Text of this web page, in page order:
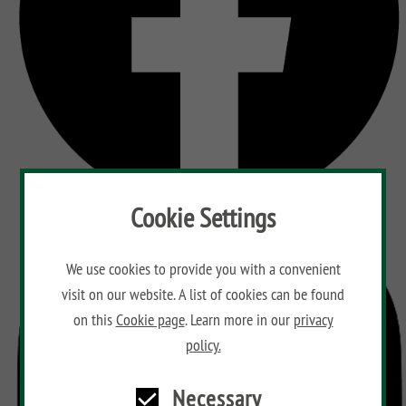
Cookie Settings
We use cookies to provide you with a convenient
visit on our website. A list of cookies can be found
on thisCookie page. Learn more in our privacy
policy.
Necessary